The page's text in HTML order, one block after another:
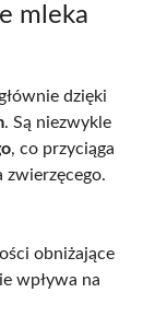
mleka
dzięki
. Są niezwykle
, co przyciąga
zwierzęcego.
obniżające
wpływa na